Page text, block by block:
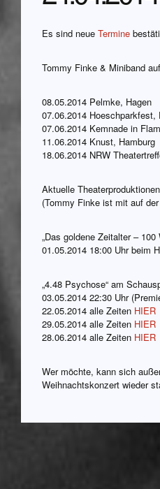
Es sind neue Termine
Tommy Finke & Miniband
08.05.2014 Pelmke, Hagen
07.06.2014 Hoeschparkfest,
07.06.2014 Kemnade in
11.06.2014 Knust, Hamburg
18.06.2014 NRW
Aktuelle
(Tommy Finke ist mit auf
„Das goldene Zeitalter –
01.05.2014 18:00 Uhr beim
„4.48 Psychose“ am
03.05.2014 22:30 Uhr
22.05.2014 alle Zeiten HIER
29.05.2014 alle Zeiten HIER
28.06.2014 alle Zeiten HIER
Wer möchte, kann sich
Weihnachtskonzert wieder